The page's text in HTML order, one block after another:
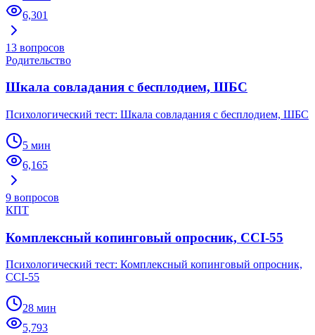
6,301
13 вопросов
Родительство
Шкала совладания с бесплодием, ШБС
Психологический тест: Шкала совладания с бесплодием, ШБС
5 мин
6,165
9 вопросов
КПТ
Комплексный копинговый опросник, CCI-55
Психологический тест: Комплексный копинговый опросник,
CCI-55
28 мин
5,793